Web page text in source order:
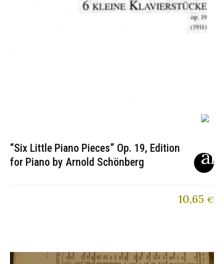
“Six Little Piano Pieces” Op. 19, Edition
for Piano by Arnold Schönberg
10,65 €